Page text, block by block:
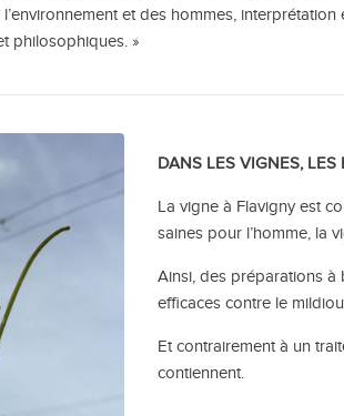
et des hommes,
philosophiques. »
DANS LES VIGNES, LES
La vigne à Flavigny est
saines pour l’homme, la
Ainsi, des préparations à
efficaces contre le
Et contrairement à un
contiennent.